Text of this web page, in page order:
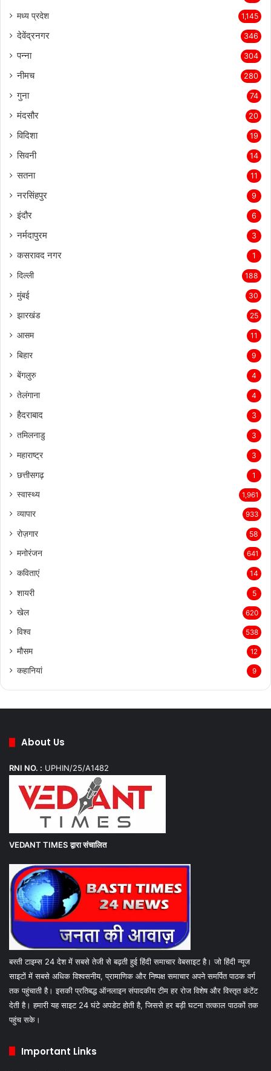
मध्य प्रदेश 1,145
देवेंद्रनगर 346
पन्ना 304
नीमच 280
गुना 74
मंदसौर 20
विदिशा 19
सिवनी 14
सतना 11
नरसिंहपुर 9
इंदौर 6
नर्मदापुरम 3
कसरावद नगर 1
दिल्ली 188
मुंबई 30
झारखंड 25
आसम 11
बिहार 9
बेंगलुरु 4
तेलंगाना 4
हैदराबाद 3
तमिलनाडु 3
महाराष्ट्र 3
छत्तीसगढ़ 1
स्वास्थ्य 1,961
व्यापार 933
रोज़गार 58
मनोरंजन 641
कविताएं 14
शायरी 5
खेल 620
विश्व 538
मौसम 12
कहानियां 9
About Us
RNI NO. : UPHIN/25/A1482
VEDANT TIMES द्वारा संचालित
बस्ती टाइम्स 24 देश में सबसे तेजी से बढ़ती हुई हिंदी समाचार वेबसाइट है। जो हिंदी न्यूज
साइटों में सबसे अधिक विश्वसनीय, प्रामाणिक और निष्पक्ष समाचार अपने समर्पित पाठक वर्ग
तक पहुंचाती है। इसकी प्रतिबद्ध ऑनलाइन संपादकीय टीम हर रोज विशेष और विस्तृत कंटेंट
देती है। हमारी यह साइट 24 घंटे अपडेट होती है, जिससे हर बड़ी घटना तत्काल पाठकों तक
पहुंच सके।
Important Links